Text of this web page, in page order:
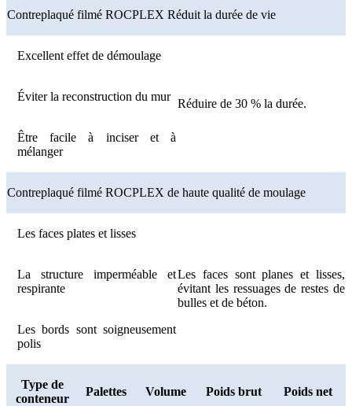
Contreplaqué filmé ROCPLEX Réduit la durée de vie
Excellent effet de démoulage
Réduire de 30 % la durée.
Éviter la reconstruction du mur
Être facile à inciser et à
mélanger
Contreplaqué filmé ROCPLEX de haute qualité de moulage
Les faces plates et lisses
Les faces sont planes et lisses,
évitant les ressuages ​​de restes de
bulles et de béton.
La structure imperméable et
respirante
Les bords sont soigneusement
polis
Type de
conteneur
Palettes Volume Poids brut Poids net